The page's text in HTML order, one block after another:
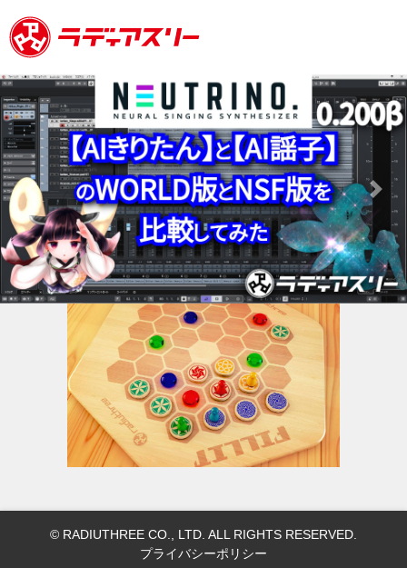
Previous Next
© RADIUTHREE CO., LTD. ALL RIGHTS RESERVED.
プライバシーポリシー